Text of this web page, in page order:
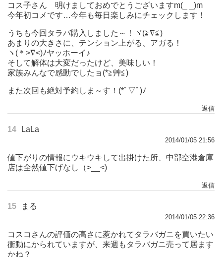
コス子さん 明けましておめでとうございますm(_ _)m
今年初コメです…今年も毎日楽しみにチェックします！
うちも今回タラバ購入しました～！ヾ(≧∇≦)
あまりの大きさに、テンション上がる、アガる！
ヽ(＊>∇<)ﾉヤッホーイ♪
そして解体は大変だったけど、美味しい！
家族みんなで感動でしたョ(*≧艸≦)
また次回も絶対予約しま～す！(*ﾟ▽ﾟ)ﾉ
返信
14 LaLa
2014/01/05 21:56
値下がりの情報にウキウキして出掛けた所、中部空港倉庫
店は全然値下げなし（>__<)
返信
15 まる
2014/01/05 22:36
コスコさんの評価の高さに惹かれてタラバガニを買いたい
衝動にかられていますが、来週もタラバガニ売って居ます
かね？